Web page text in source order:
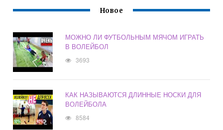
Новое
МОЖНО ЛИ ФУТБОЛЬНЫМ МЯЧОМ ИГРАТЬ
В ВОЛЕЙБОЛ
3693
КАК НАЗЫВАЮТСЯ ДЛИННЫЕ НОСКИ ДЛЯ
ВОЛЕЙБОЛА
8584